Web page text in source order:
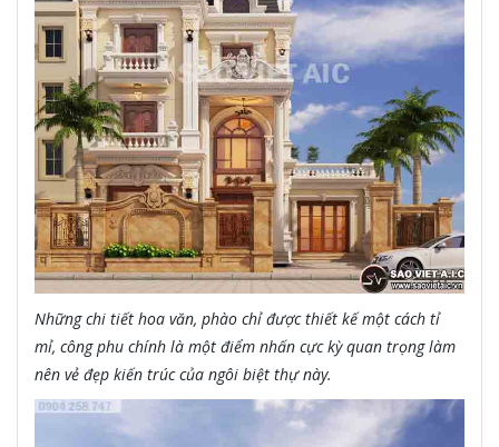
Những chi tiết hoa văn, phào chỉ được thiết kế một cách tỉ
mỉ, công phu chính là một điểm nhấn cực kỳ quan trọng làm
nên vẻ đẹp kiến trúc của ngôi biệt thự này.